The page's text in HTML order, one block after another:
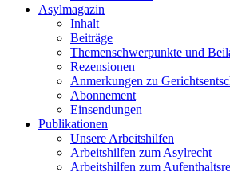
Asylmagazin
Inhalt
Beiträge
Themenschwerpunkte und
Rezensionen
Anmerkungen zu
Abonnement
Einsendungen
Publikationen
Unsere Arbeitshilfen
Arbeitshilfen zum Asylrecht
Arbeitshilfen zum